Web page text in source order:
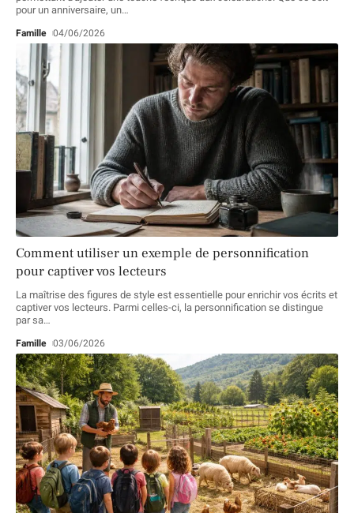
pour un anniversaire, un…
Famille 04/06/2026
Comment utiliser un exemple de personnification
pour captiver vos lecteurs
La maîtrise des figures de style est essentielle pour enrichir vos écrits et
captiver vos lecteurs. Parmi celles-ci, la personnification se distingue
par sa…
Famille 03/06/2026